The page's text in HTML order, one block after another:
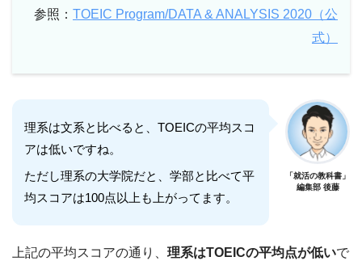
参照： TOEIC Program/DATA & ANALYSIS 2020（公
式）
理系は文系と比べると、TOEICの平均スコ
アは低いですね。
ただし理系の大学院だと、学部と比べて平
均スコアは100点以上も上がってます。
「就活の教科書」
編集部 後藤
上記の平均スコアの通り、 理系はTOEICの平均点が低いで